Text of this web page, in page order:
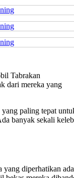
Tabrakan
dari mereka yang
paling tepat
banyak sekali
yang diperhatikan